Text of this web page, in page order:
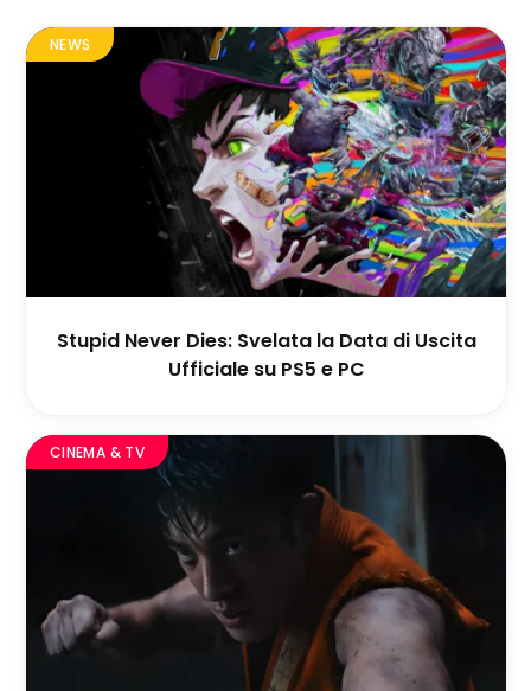
NEWS
Stupid Never Dies: Svelata la Data di Uscita
Ufficiale su PS5 e PC
CINEMA & TV